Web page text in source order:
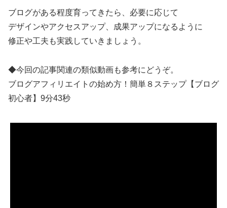
ブログがある程度育ってきたら、必要に応じて
デザインやアクセスアップ、成果アップになるように
修正や工夫も実践していきましょう。
◆今回の記事関連の類似動画も参考にどうぞ。
ブログアフィリエイトの始め方！簡単８ステップ【ブログ
初心者】 9分43秒